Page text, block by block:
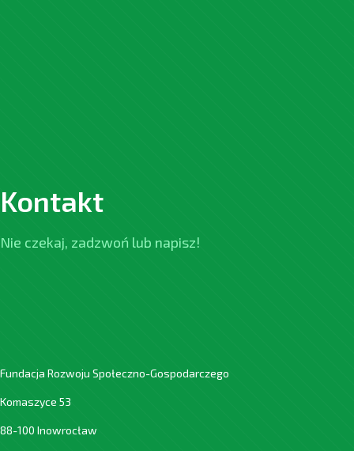
Kontakt
Nie czekaj, zadzwoń lub napisz!
Fundacja Rozwoju Społeczno-Gospodarczego
Komaszyce 53
88-100 Inowrocław